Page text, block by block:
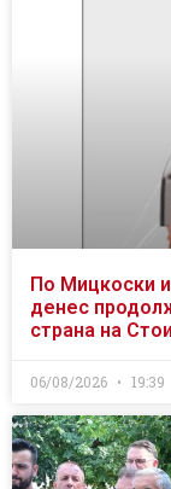
По Мицкоски и
денес
страна на
06/08/2026 19:39